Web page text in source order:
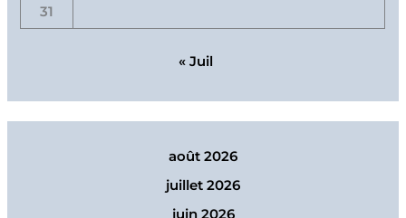
31
« Juil
août 2026
juillet 2026
juin 2026